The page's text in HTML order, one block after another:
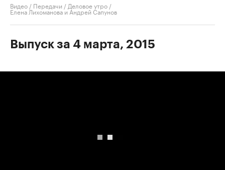
Видео / Передачи / Деловое утро /
Елена Лихоманова и Андрей Сапунов
Выпуск за 4 марта, 2015